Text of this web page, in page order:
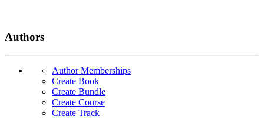
Authors
Author Memberships
Create Book
Create Bundle
Create Course
Create Track